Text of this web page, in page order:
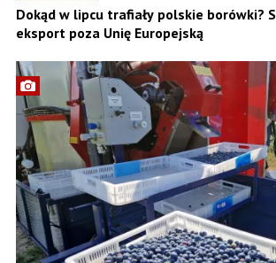
Dokąd w lipcu trafiały polskie borówki?
eksport poza Unię Europejską